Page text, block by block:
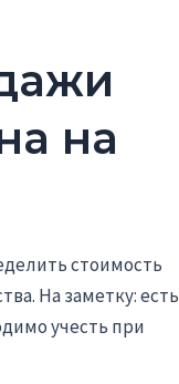
на
стоимость
На заметку: есть
учесть при